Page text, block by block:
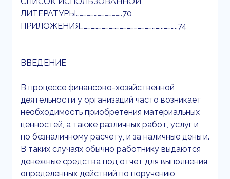
ЛИТЕРАТУРЫ………………………………..70
ПРИЛОЖЕНИЯ…………………………………………………………...………..74
ВВЕДЕНИЕ
В процессе финансово-хозяйственной
деятельности у организаций часто возникает
необходимость приобретения материальных
ценностей, а также различных работ, услуг и
по безналичному расчету, и за наличные деньги.
В таких случаях обычно работнику выдаются
денежные средства под отчет для выполнения
определенных действий по поручению